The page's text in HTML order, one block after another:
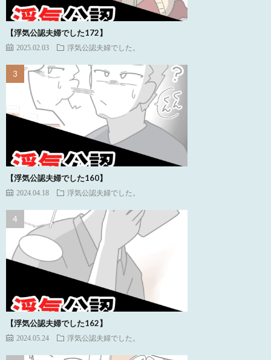
【浮気公認夫婦でした172】
2025.02.03 浮気公認夫婦でした。
【浮気公認夫婦でした160】
2024.04.18 浮気公認夫婦でした。
【浮気公認夫婦でした162】
2024.05.24 浮気公認夫婦でした。